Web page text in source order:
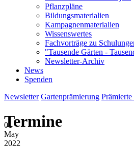
Pflanzpläne
Bildungsmaterialien
Kampagnenmaterialien
Wissenswertes
Fachvorträge zu
"Tausende Gärten -
Newsletter-Archiv
News
Spenden
Newsletter Gartenprämierung Prämierte
Termine
01
May
2022